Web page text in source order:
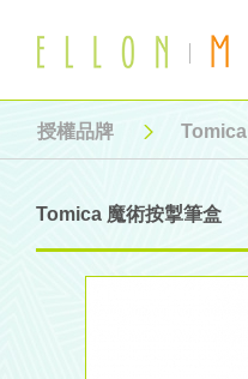
授權品牌 Tomica
Tomica 魔術按掣筆盒